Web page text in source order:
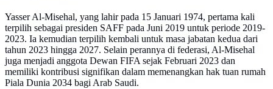
Yasser Al-Misehal, yang lahir pada 15 Januari 1974, pertama kali
terpilih sebagai presiden SAFF pada Juni 2019 untuk periode 2019-
2023. Ia kemudian terpilih kembali untuk masa jabatan kedua dari
tahun 2023 hingga 2027. Selain perannya di federasi, Al-Misehal
juga menjadi anggota Dewan FIFA sejak Februari 2023 dan
memiliki kontribusi signifikan dalam memenangkan hak tuan rumah
Piala Dunia 2034 bagi Arab Saudi.